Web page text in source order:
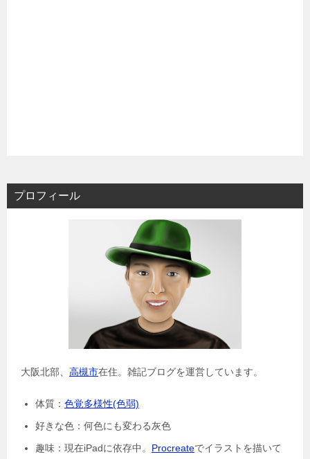
プロフィール
大阪北部、 高槻市在住。雑記ブログを運営しています。
体質： 色覚多様性(色弱)
好きな色：何色にも変わる灰色
趣味：現在iPadに依存中。 Procreateでイラストを描いて